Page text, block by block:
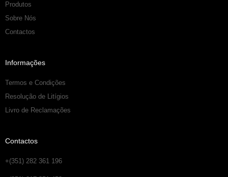
Produtos
Sobre Nós
Contactos
Informações
Termos e Condições
Resolução de Litígios
Livro de Reclamações
Contactos
+(351) 282 361 196